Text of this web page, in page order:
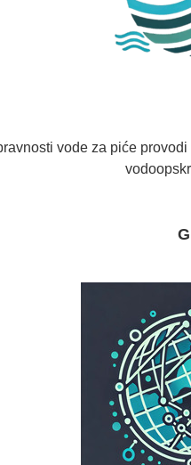
vode za piće